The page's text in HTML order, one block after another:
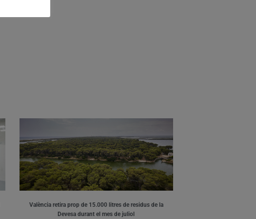
València retira prop de 15.000 litres de residus de la
Devesa durant el mes de juliol